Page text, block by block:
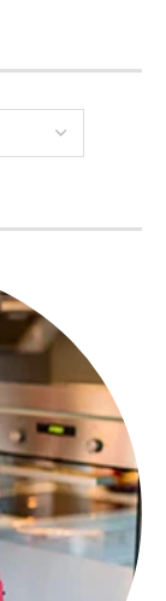
ska visa er
snabblagade
så klart men
är fetare.
– yum